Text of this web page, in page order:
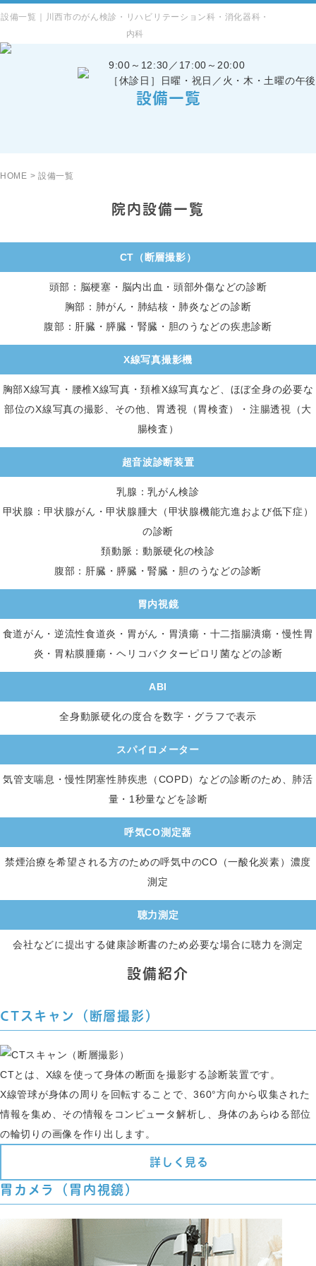
設備一覧｜川西市のがん検診・リハビリテーション科・消化器科・
内科
9:00～12:30／17:00～20:00
［休診日］日曜・祝日／火・木・土曜の午後
設備一覧
HOME > 設備一覧
院内設備一覧
CT（断層撮影）
頭部：脳梗塞・脳内出血・頭部外傷などの診断
胸部：肺がん・肺結核・肺炎などの診断
腹部：肝臓・膵臓・腎臓・胆のうなどの疾患診断
X線写真撮影機
胸部X線写真・腰椎X線写真・頚椎X線写真など、ほぼ全身の必要な
部位のX線写真の撮影、その他、胃透視（胃検査）・注腸透視（大
腸検査）
超音波診断装置
乳腺：乳がん検診
甲状腺：甲状腺がん・甲状腺腫大（甲状腺機能亢進および低下症）
の診断
頚動脈：動脈硬化の検診
腹部：肝臓・膵臓・腎臓・胆のうなどの診断
胃内視鏡
食道がん・逆流性食道炎・胃がん・胃潰瘍・十二指腸潰瘍・慢性胃
炎・胃粘膜腫瘍・ヘリコバクターピロリ菌などの診断
ABI
全身動脈硬化の度合を数字・グラフで表示
スパイロメーター
気管支喘息・慢性閉塞性肺疾患（COPD）などの診断のため、肺活
量・1秒量などを診断
呼気CO測定器
禁煙治療を希望される方のための呼気中のCO（一酸化炭素）濃度
測定
聴力測定
会社などに提出する健康診断書のため必要な場合に聴力を測定
設備紹介
CTスキャン（断層撮影）
CTとは、X線を使って身体の断面を撮影する診断装置です。
X線管球が身体の周りを回転することで、360°方向から収集された
情報を集め、その情報をコンピュータ解析し、身体のあらゆる部位
の輪切りの画像を作り出します。
詳しく見る
胃カメラ（胃内視鏡）